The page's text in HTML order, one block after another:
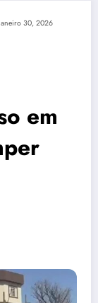
30, 2026
em